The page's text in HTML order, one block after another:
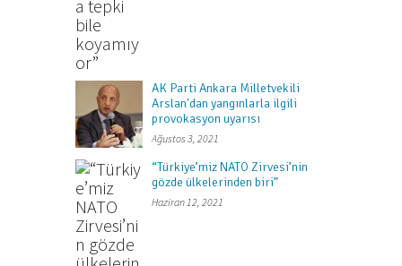
AK Parti Ankara Milletvekili
Arslan'dan yangınlarla ilgili
provokasyon uyarısı
Ağustos 3, 2021
“Türkiye’miz NATO Zirvesi’nin
gözde ülkelerinden biri”
Haziran 12, 2021